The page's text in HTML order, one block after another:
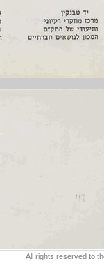
All rights reserved to